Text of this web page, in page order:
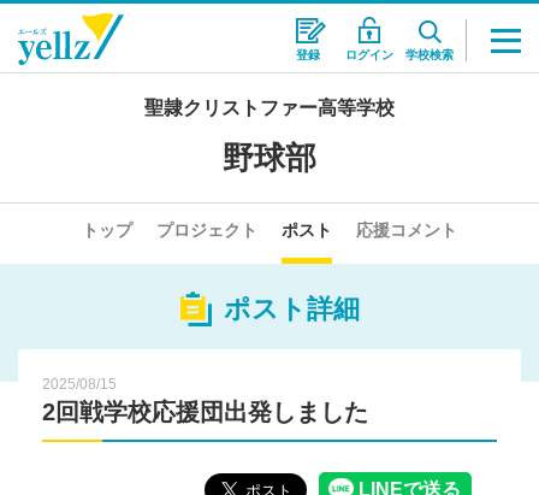
登録 ログイン 学校検索
聖隷クリストファー高等学校
野球部
トップ プロジェクト ポスト 応援コメント
ポスト詳細
2025/08/15
2回戦学校応援団出発しました